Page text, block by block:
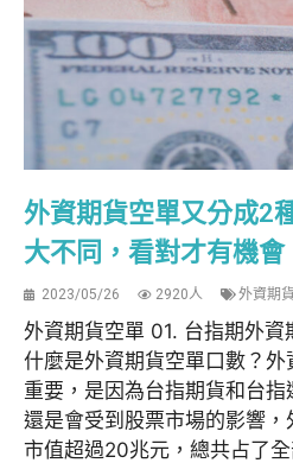
外資期貨空單又分成2
大不同，看對才有機
2023/05/26 2920人 外資期
外資期貨空單 01. 台指期外資
什麼是外資期貨空單口數？
重要，是因為台指期貨和台
還是會受到股票市場的影響
市值超過20兆元，總共占了